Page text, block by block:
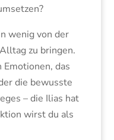
wenig von der
zu bringen.
Emotionen, das
die bewusste
– die Ilias hat
wirst du als